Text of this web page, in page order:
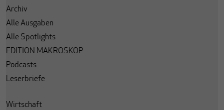
Archiv
Alle Ausgaben
Alle Spotlights
EDITION MAKROSKOP
Podcasts
Leserbriefe
Wirtschaft